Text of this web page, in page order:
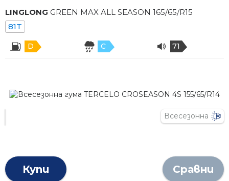
LINGLONG GREEN MAX ALL SEASON 165/65/R15
81T
D C 71
Всесезонна
Купи Сравни